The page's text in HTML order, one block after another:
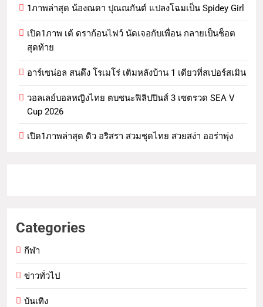
1ภาพล่าสุด น้องณดา ปุณณกันต์ แปลงโฉมเป็น Spidey Girl
เปิด1ภาพ เต้ ดราก้อนไฟว์ นัดเจอกับเพื่อน กลายเป็นช็อต
สุดท้าย
อาร์เซน่อล สนดึง โรเมโร่ เติมหลังบ้าน 1 เดียวที่สเปอร์สเมิน
วอลเลย์บอลหญิงไทย ตบชนะฟิลิปปินส์ 3 เซตรวด SEA V
Cup 2026
เปิด1ภาพล่าสุด ดิว อริสรา สวมชุดไทย สวยสง่า ออร่าพุ่ง
Categories
กีฬา
ข่าวทั่วไป
บันเทิง